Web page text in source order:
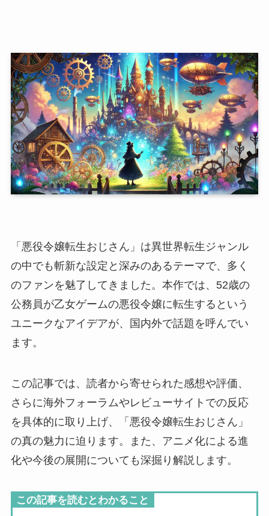
「悪役令嬢転生おじさん」は異世界転生ジャンル
の中でも斬新な設定と深みのあるテーマで、多く
のファンを魅了してきました。本作では、52歳の
公務員が乙女ゲームの悪役令嬢に転生するという
ユニークなアイデアが、国内外で話題を呼んでい
ます。
この記事では、読者から寄せられた感想や評価、
さらに海外フォーラムやレビューサイトでの反応
を具体的に取り上げ、「悪役令嬢転生おじさん」
の真の魅力に迫ります。また、アニメ化による進
化や今後の展開についても深掘り解説します。
この記事を読むとわかること